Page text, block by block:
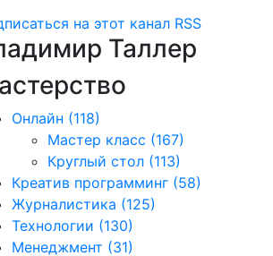
на этот канал RSS
Таллер
Онлайн (118)
Мастер класс (167)
Круглый стол (113)
Креатив программинг (58)
Журналистика (125)
Технологии (130)
Менеджмент (31)